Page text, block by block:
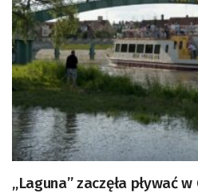
„Laguna” zaczęła pływać w